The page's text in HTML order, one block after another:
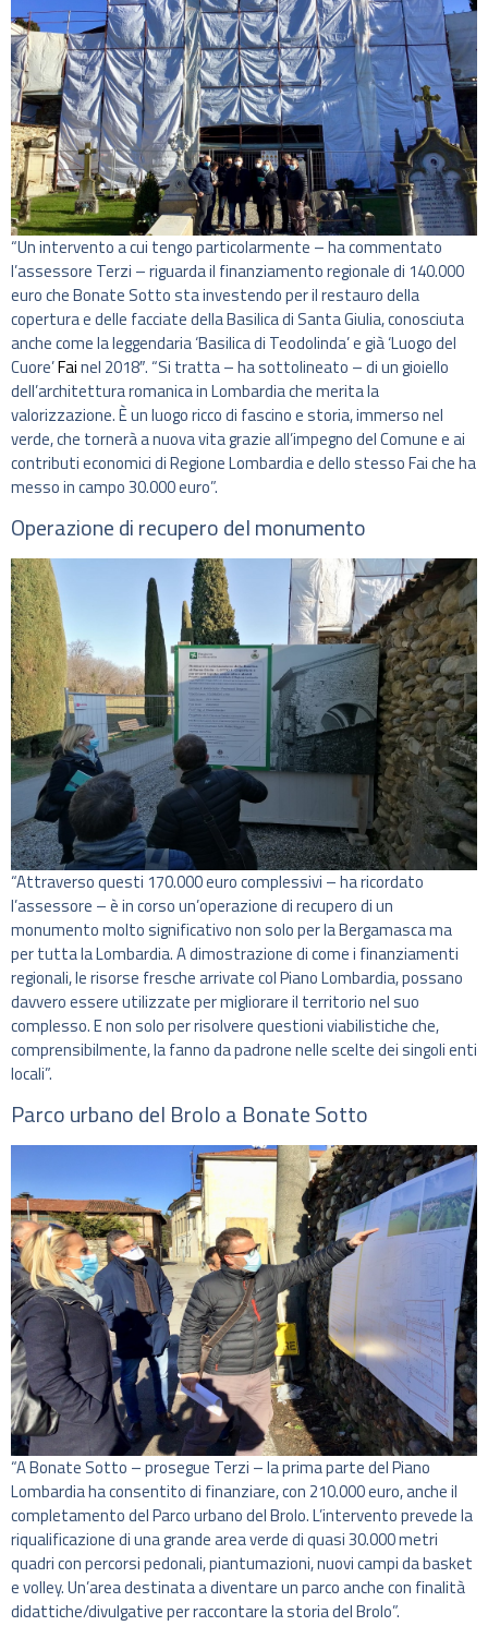
“Un intervento a cui tengo particolarmente – ha commentato
l’assessore Terzi – riguarda il finanziamento regionale di 140.000
euro che Bonate Sotto sta investendo per il restauro della
copertura e delle facciate della Basilica di Santa Giulia, conosciuta
anche come la leggendaria ‘Basilica di Teodolinda’ e già ‘Luogo del
Cuore’Fainel 2018″. “Si tratta – ha sottolineato – di un gioiello
dell’architettura romanica in Lombardia che merita la
valorizzazione. È un luogo ricco di fascino e storia, immerso nel
verde, che tornerà a nuova vita grazie all’impegno del Comune e ai
contributi economici di Regione Lombardia e dello stesso Fai che ha
messo in campo 30.000 euro”.
Operazione di recupero del monumento
“Attraverso questi 170.000 euro complessivi – ha ricordato
l’assessore – è in corso un’operazione di recupero di un
monumento molto significativo non solo per la Bergamasca ma
per tutta la Lombardia. A dimostrazione di come i finanziamenti
regionali, le risorse fresche arrivate col Piano Lombardia, possano
davvero essere utilizzate per migliorare il territorio nel suo
complesso. E non solo per risolvere questioni viabilistiche che,
comprensibilmente, la fanno da padrone nelle scelte dei singoli enti
locali”.
Parco urbano del Brolo a Bonate Sotto
“A Bonate Sotto – prosegue Terzi – la prima parte del Piano
Lombardia ha consentito di finanziare, con 210.000 euro, anche il
completamento del Parco urbano del Brolo. L’intervento prevede la
riqualificazione di una grande area verde di quasi 30.000 metri
quadri con percorsi pedonali, piantumazioni, nuovi campi da basket
e volley. Un’area destinata a diventare un parco anche con finalità
didattiche/divulgative per raccontare la storia del Brolo”.